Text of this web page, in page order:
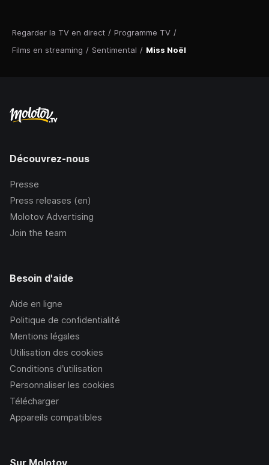
Regarder la TV en direct / Programme TV /
Films en streaming / Sentimental / Miss Noël
Découvrez-nous
Presse
Press releases (en)
Molotov Advertising
Join the team
Besoin d'aide
Aide en ligne
Politique de confidentialité
Mentions légales
Utilisation des cookies
Conditions d’utilisation
Personnaliser les cookies
Télécharger
Appareils compatibles